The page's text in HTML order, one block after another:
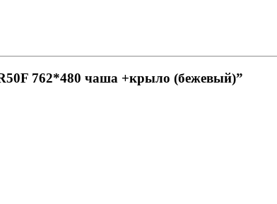
762*480 чаша +крыло (бежевый)”